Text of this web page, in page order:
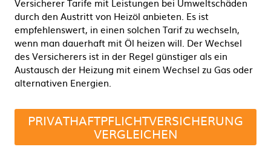
durch den Austritt von Heizöl anbieten. Es ist
empfehlenswert, in einen solchen Tarif zu wechseln,
wenn man dauerhaft mit Öl heizen will. Der Wechsel
des Versicherers ist in der Regel günstiger als ein
Austausch der Heizung mit einem Wechsel zu Gas oder
alternativen Energien.
PRIVATHAFTPFLICHTVERSICHERUNG
VERGLEICHEN